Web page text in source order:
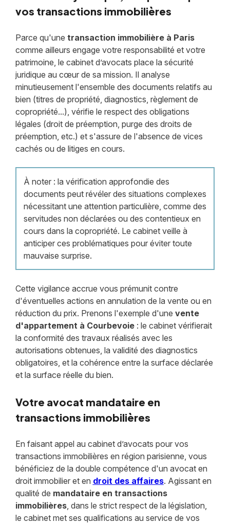
vos transactions immobilières
Parce qu'une transaction immobilière à Paris
comme ailleurs engage votre responsabilité et votre
patrimoine, le cabinet d’avocats place la sécurité
juridique au cœur de sa mission. Il analyse
minutieusement l'ensemble des documents relatifs au
bien (titres de propriété, diagnostics, règlement de
copropriété...), vérifie le respect des obligations
légales (droit de préemption, purge des droits de
préemption, etc.) et s'assure de l'absence de vices
cachés ou de litiges en cours.
À noter : la vérification approfondie des
documents peut révéler des situations complexes
nécessitant une attention particulière, comme des
servitudes non déclarées ou des contentieux en
cours dans la copropriété. Le cabinet veille à
anticiper ces problématiques pour éviter toute
mauvaise surprise.
Cette vigilance accrue vous prémunit contre
d'éventuelles actions en annulation de la vente ou en
réduction du prix. Prenons l'exemple d'une vente
d'appartement à Courbevoie: le cabinet vérifierait
la conformité des travaux réalisés avec les
autorisations obtenues, la validité des diagnostics
obligatoires, et la cohérence entre la surface déclarée
et la surface réelle du bien.
Votre avocat mandataire en
transactions immobilières
En faisant appel au cabinet d’avocats pour vos
transactions immobilières en région parisienne, vous
bénéficiez de la double compétence d'un avocat en
droit immobilier et en droit des affaires. Agissant en
qualité de mandataire en transactions
immobilières, dans le strict respect de la législation,
le cabinet met ses qualifications au service de vos